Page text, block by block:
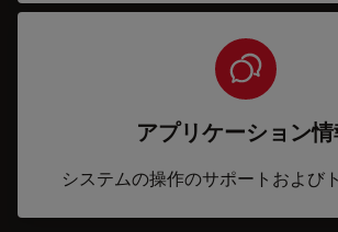
アプリケーション情
システムの操作のサポートおよび